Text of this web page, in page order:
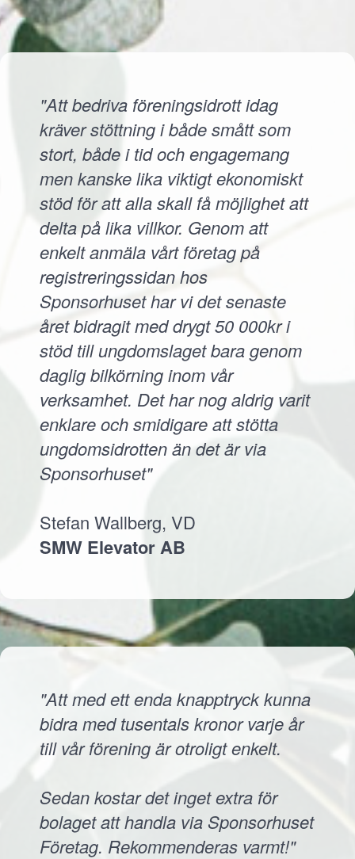
"Att bedriva föreningsidrott idag
kräver stöttning i både smått som
stort, både i tid och engagemang
men kanske lika viktigt ekonomiskt
stöd för att alla skall få möjlighet att
delta på lika villkor. Genom att
enkelt anmäla vårt företag på
registreringssidan hos
Sponsorhuset har vi det senaste
året bidragit med drygt 50 000kr i
stöd till ungdomslaget bara genom
daglig bilkörning inom vår
verksamhet. Det har nog aldrig varit
enklare och smidigare att stötta
ungdomsidrotten än det är via
Sponsorhuset"
Stefan Wallberg, VD
SMW Elevator AB
"Att med ett enda knapptryck kunna
bidra med tusentals kronor varje år
till vår förening är otroligt enkelt.
Sedan kostar det inget extra för
bolaget att handla via Sponsorhuset
Företag. Rekommenderas varmt!"